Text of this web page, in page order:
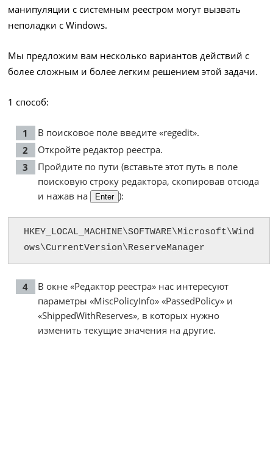
манипуляции с системным реестром могут вызвать
неполадки с Windows.
Мы предложим вам несколько вариантов действий с
более сложным и более легким решением этой задачи.
1 способ:
В поисковое поле введите «regedit».
Откройте редактор реестра.
Пройдите по пути (вставьте этот путь в поле
поисковую строку редактора, скопировав отсюда
и нажав на
Enter ):
HKEY_LOCAL_MACHINE\SOFTWARE\Microsoft\Wind
ows\CurrentVersion\ReserveManager
В окне «Редактор реестра» нас интересуют
параметры «MiscPolicyInfo» «PassedPolicy» и
«ShippedWithReserves», в которых нужно
изменить текущие значения на другие.